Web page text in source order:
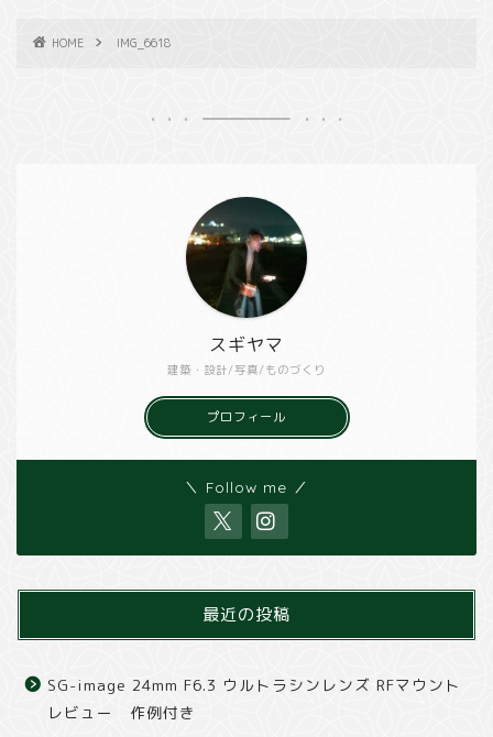
HOME IMG_6618
建築・設計/写真/ものづくり
スギヤマ
プロフィール
＼ Follow me ／
最近の投稿
SG-image 24mm F6.3 ウルトラシンレンズ RFマウント
レビュー 作例付き